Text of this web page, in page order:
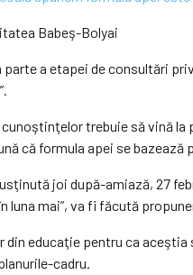
Babeş-Bolyai
a etapei de consultări
trebuie să vină
că formula apei se bazează
joi după-amiază, 27
luna mai”, va fi făcută
educaţie pentru ca
cadru.